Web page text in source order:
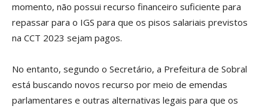
momento, não possui recurso financeiro suficiente para
repassar para o IGS para que os pisos salariais previstos
na CCT 2023 sejam pagos.
No entanto, segundo o Secretário, a Prefeitura de Sobral
está buscando novos recurso por meio de emendas
parlamentares e outras alternativas legais para que os